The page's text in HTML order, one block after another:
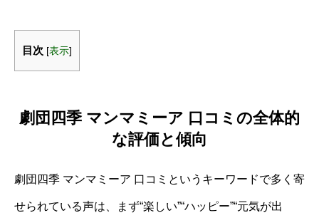
目次 [表示]
劇団四季 マンマミーア 口コミの全体的
な評価と傾向
劇団四季 マンマミーア 口コミというキーワードで多く寄
せられている声は、まず“楽しい”“ハッピー”“元気が出